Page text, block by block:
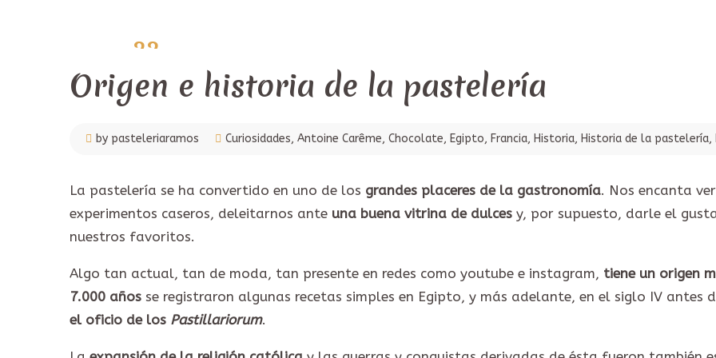
22
agosto,
Origen e historia de la pastelería
by pasteleriaramos Curiosidades, Antoine Carême, Chocolate, Egipto, Francia, Historia, Historia de la pastelería,
La pastelería se ha convertido en uno de los grandes placeres de la gastronomía. Nos encanta
experimentos caseros, deleitarnos ante una buena vitrina de dulces y, por supuesto, darle el
nuestros favoritos.
Algo tan actual, tan de moda, tan presente en redes como youtube e instagram, tiene un origen
7.000 años se registraron algunas recetas simples en Egipto, y más adelante, en el siglo IV antes
el oficio de los Pastillariorum.